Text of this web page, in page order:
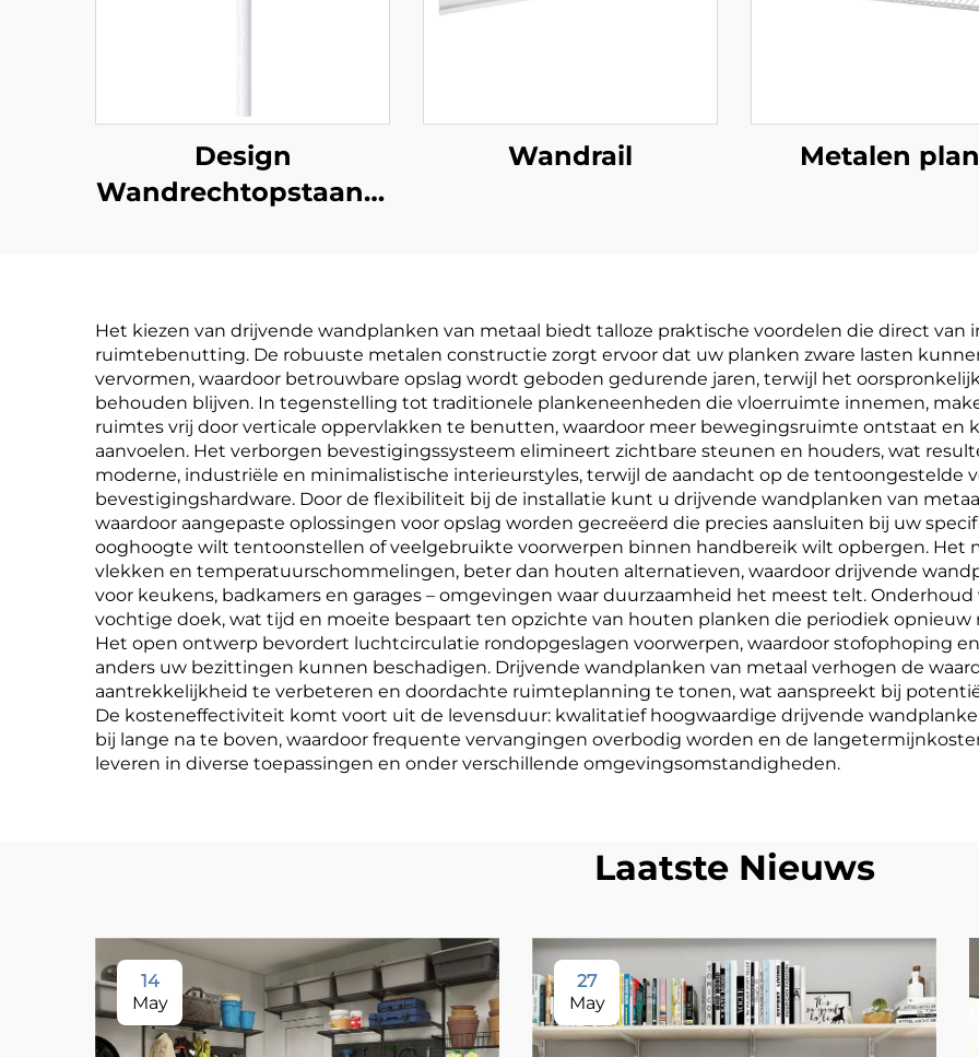
Design
Wandrechtopstaand,
Wandrail Metalen
Het kiezen van drijvende wandplanken van metaal biedt talloze praktische voordelen die direct van
ruimtebenutting. De robuuste metalen constructie zorgt ervoor dat uw planken zware lasten
vervormen, waardoor betrouwbare opslag wordt geboden gedurende jaren, terwijl het
behouden blijven. In tegenstelling tot traditionele plankeneenheden die vloerruimte innemen,
ruimtes vrij door verticale oppervlakken te benutten, waardoor meer bewegingsruimte ontstaat
aanvoelen. Het verborgen bevestigingssysteem elimineert zichtbare steunen en houders, wat
moderne, industriële en minimalistische interieurstyles, terwijl de aandacht op de tentoongestelde
bevestigingshardware. Door de flexibiliteit bij de installatie kunt u drijvende wandplanken van
waardoor aangepaste oplossingen voor opslag worden gecreëerd die precies aansluiten bij uw
ooghoogte wilt tentoonstellen of veelgebruikte voorwerpen binnen handbereik wilt opbergen. Het
vlekken en temperatuurschommelingen, beter dan houten alternatieven, waardoor drijvende
voor keukens, badkamers en garages – omgevingen waar duurzaamheid het meest telt.
vochtige doek, wat tijd en moeite bespaart ten opzichte van houten planken die periodiek
Het open ontwerp bevordert luchtcirculatie rondopgeslagen voorwerpen, waardoor stofophoping
anders uw bezittingen kunnen beschadigen. Drijvende wandplanken van metaal verhogen de
aantrekkelijkheid te verbeteren en doordachte ruimteplanning te tonen, wat aanspreekt bij
De kosteneffectiviteit komt voort uit de levensduur: kwalitatief hoogwaardige drijvende
bij lange na te boven, waardoor frequente vervangingen overbodig worden en de
leveren in diverse toepassingen en onder verschillende omgevingsomstandigheden.
Laatste Nieuws
14
May
27
May